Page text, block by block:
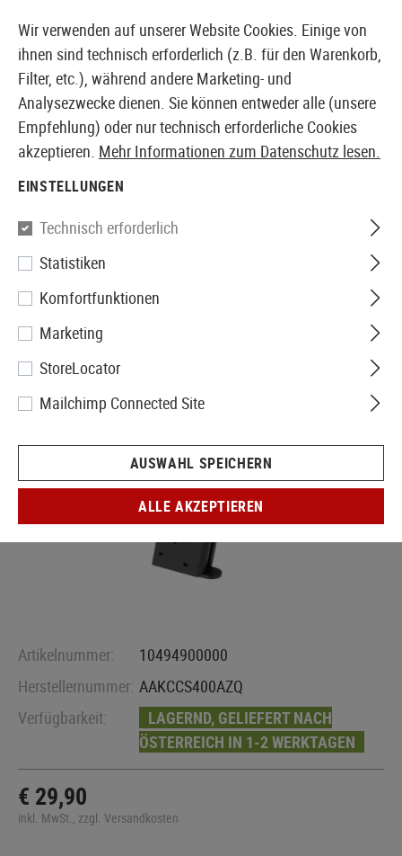
EUROPÄISCHER AIRSOFT SHOP & GROßHÄNDLER
KWC
Magazin M45A1 CQBP V2 Co2
Artikelnummer:
10494900000
Herstellernummer: AAKCCS400AZQ
Verfügbarkeit:
LAGERND, GELIEFERT NACH
ÖSTERREICH IN 1-2 WERKTAGEN
€ 29,90
inkl. MwSt., zzgl. Versandkosten
Wir verwenden auf unserer Website Cookies. Einige von
ihnen sind technisch erforderlich (z.B. für den Warenkorb,
Filter, etc.), während andere Marketing- und
Analysezwecke dienen. Sie können entweder alle (unsere
Empfehlung) oder nur technisch erforderliche Cookies
akzeptieren. Mehr Informationen zum Datenschutz lesen.
EINSTELLUNGEN
Technisch erforderlich
Statistiken
Komfortfunktionen
Marketing
StoreLocator
Mailchimp Connected Site
AUSWAHL SPEICHERN
ALLE AKZEPTIEREN